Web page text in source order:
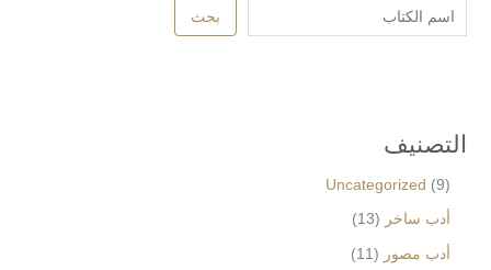
بحث
التصنيف
Uncategorized
9
أدب ساخر
13
أدب مصور
11